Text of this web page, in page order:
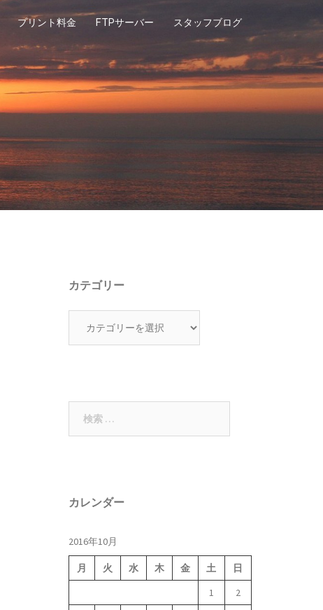
プリント料金 FTPサーバー スタッフブログ
カテゴリー
カレンダー
2016年10月
月 火 水 木 金 土 日
1
2